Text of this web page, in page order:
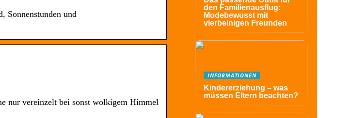
Sonnenstunden und
nur vereinzelt bei sonst wolkigem Himmel
den Familienausflug:
Modebewusst mit
vierbeinigen Freunden
INFORMATIONEN
Kindererziehung – was
müssen Eltern beachten?